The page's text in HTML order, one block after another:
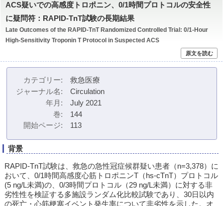
ACS疑いでの高感度トロポニン、0/1時間プロトコルの安全性
に疑問符：RAPID-TnT試験の長期結果
Late Outcomes of the RAPID-TnT Randomized Controlled Trial: 0/1-Hour
High-Sensitivity Troponin T Protocol in Suspected ACS
原文を読む
カテゴリー
救急医療
ジャーナル名
Circulation
年月
July 2021
巻
144
開始ページ
113
背景
RAPID-TnT試験は、救急の急性冠症候群疑い患者（n=3,378）に
おいて、0/1時間高感度心筋トロポニンT（hs-cTnT）プロトコル
(5 ng/L未満)の、0/3時間プロトコル（29 ng/L未満）に対する非
劣性性を検証する多施設ランダム化比較試験であり、30日以内
の死亡・心筋梗塞イベント発生率について非劣性を示した。オ